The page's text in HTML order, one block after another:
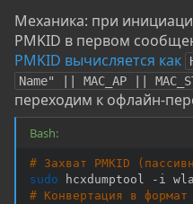
Механика: при
PMKID в первом
PMKID вычисляется как
Name" || MAC_AP ||
переходим к офлайн-
Bash:
# Захват PMKID
sudo
# Конвертация в